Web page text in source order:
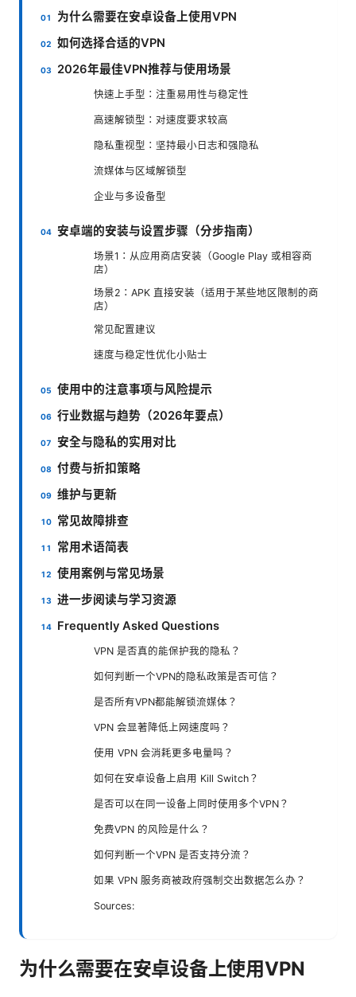
为什么需要在安卓设备上使用VPN
如何选择合适的VPN
2026年最佳VPN推荐与使用场景
快速上手型：注重易用性与稳定性
高速解锁型：对速度要求较高
隐私重视型：坚持最小日志和强隐私
流媒体与区域解锁型
企业与多设备型
安卓端的安装与设置步骤（分步指南）
场景1：从应用商店安装（Google Play 或相容商
店）
场景2：APK 直接安装（适用于某些地区限制的商
店）
常见配置建议
速度与稳定性优化小贴士
使用中的注意事项与风险提示
行业数据与趋势（2026年要点）
安全与隐私的实用对比
付费与折扣策略
维护与更新
常见故障排查
常用术语简表
使用案例与常见场景
进一步阅读与学习资源
Frequently Asked Questions
VPN 是否真的能保护我的隐私？
如何判断一个VPN的隐私政策是否可信？
是否所有VPN都能解锁流媒体？
VPN 会显著降低上网速度吗？
使用 VPN 会消耗更多电量吗？
如何在安卓设备上启用 Kill Switch？
是否可以在同一设备上同时使用多个VPN？
免费VPN 的风险是什么？
如何判断一个VPN 是否支持分流？
如果 VPN 服务商被政府强制交出数据怎么办？
Sources:
为什么需要在安卓设备上使用VPN